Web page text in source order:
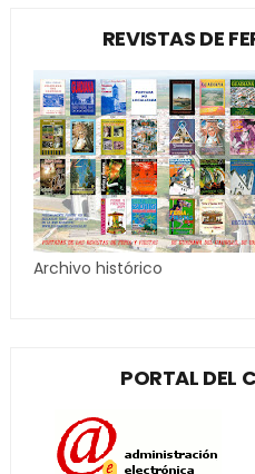
REVISTAS DE
Archivo histórico
PORTAL DEL